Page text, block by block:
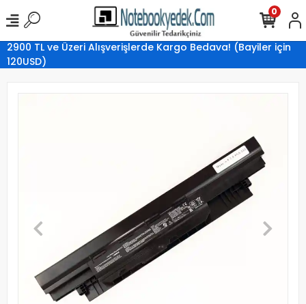
2900 TL ve Üzeri Alışverişlerde Kargo Bedava! (Bayiler için
120USD)
0